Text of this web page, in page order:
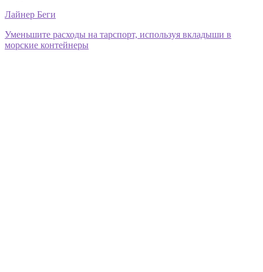
Лайнер Беги
Уменьшите расходы на тарспорт, используя вкладыши в
морские контейнеры